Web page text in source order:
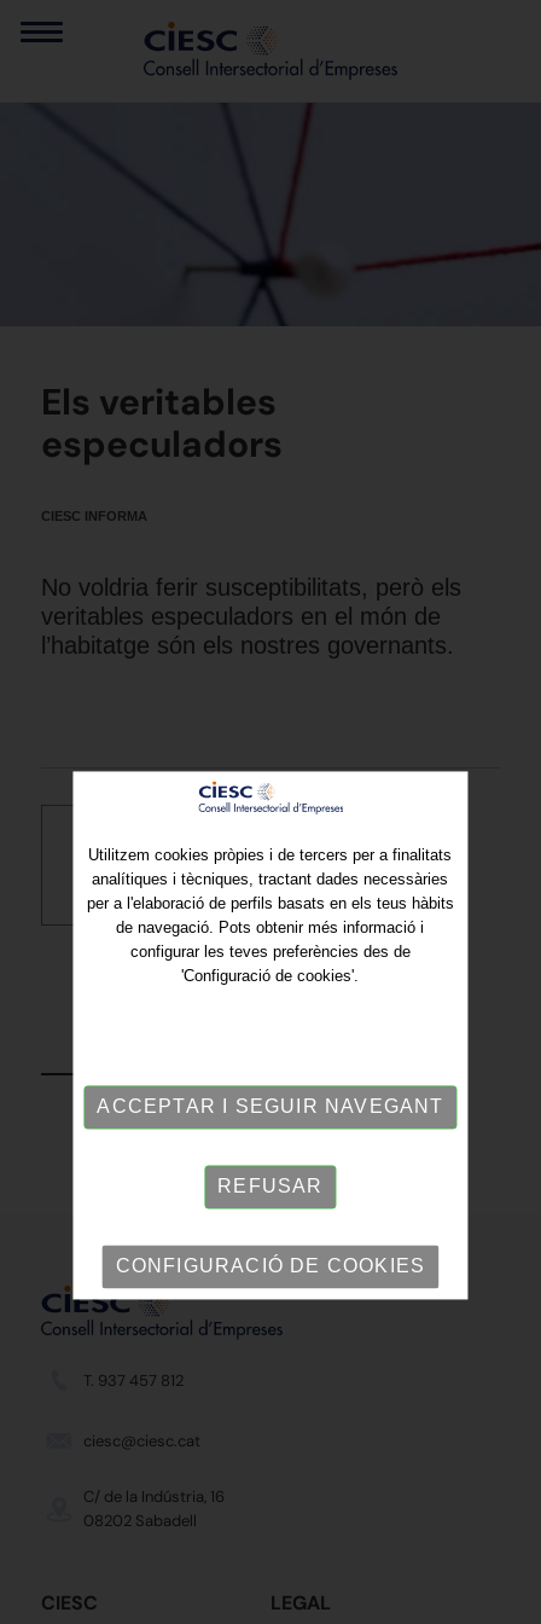
Els veritables
especuladors
CIESC INFORMA
No voldria ferir susceptibilitats, però els
veritables especuladors en el món de
l’habitatge són els nostres governants.
Descarregar PDF
T. 937 457 812
ciesc@ciesc.cat
C/ de la Indústria, 16
08202 Sabadell
CIESC LEGAL
Utilitzem cookies pròpies i de tercers per a finalitats
analítiques i tècniques, tractant dades necessàries
per a l'elaboració de perfils basats en els teus hàbits
de navegació. Pots obtenir més informació i
configurar les teves preferències des de
'Configuració de cookies'.
ACCEPTAR I SEGUIR NAVEGANT
REFUSAR
CONFIGURACIÓ DE COOKIES